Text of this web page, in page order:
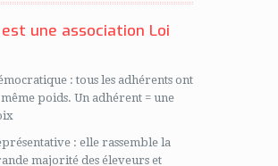
est une association Loi
: tous les adhérents ont
poids. Un adhérent = une
: elle rassemble la
majorité des éleveurs et